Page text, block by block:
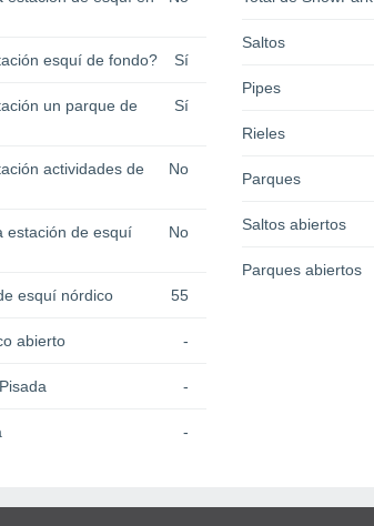
esquí de fondo? Sí
un parque de
Sí
actividades de
No
estación de esquí
No
esquí nórdico 55
abierto -
-
-
Saltos
Pipes
Rieles
Parques
Saltos abiertos
Parques abiertos